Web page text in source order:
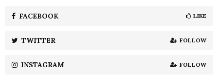
H
FACEBOOK LIKE
TWITTER FOLLOW
INSTAGRAM FOLLOW